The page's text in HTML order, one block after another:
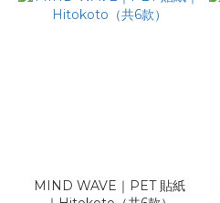
MIND WAVE｜PET 貼紙